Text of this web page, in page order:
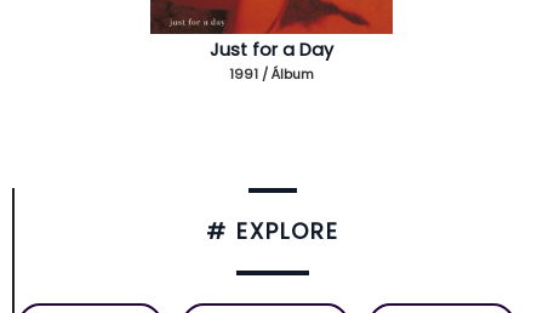
Just for a Day
1991 / Álbum
# EXPLORE